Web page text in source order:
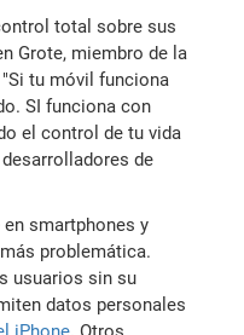
total sobre sus
Grote, miembro de la
tu móvil funciona
SI funciona con
el control de tu vida
de
smartphones y
problemática.
usuarios sin su
datos personales